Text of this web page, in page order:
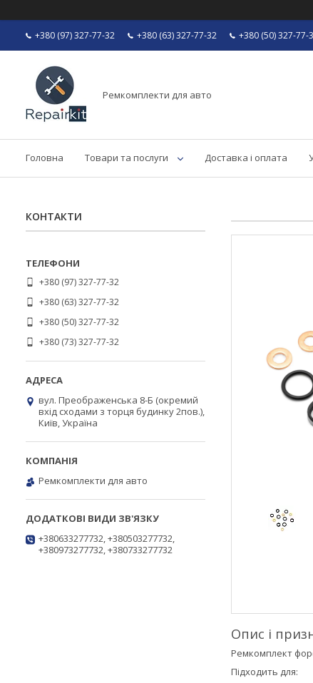
+380 (97) 327-77-32 +380 (63) 327-77-32 +380 (50) 327-77-
Ремкомплекти для авто
Головна Товари та послуги Доставка і оплата
Опис і
Ремкомплект
Підходить для:
КОНТАКТИ
+380 (97) 327-77-32
+380 (63) 327-77-32
+380 (50) 327-77-32
+380 (73) 327-77-32
вул. Преображенська 8-Б (окремий
вхід сходами з торця будинку 2пов.),
Київ, Україна
Ремкомплекти для авто
+380633277732, +380503277732,
+380973277732, +380733277732